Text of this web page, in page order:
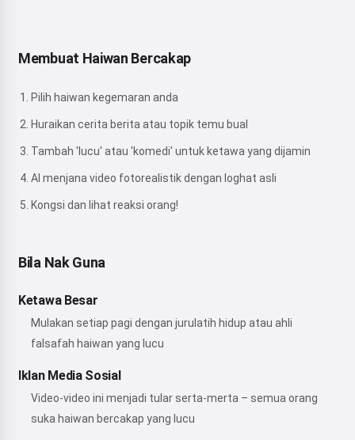
Membuat Haiwan Bercakap
Pilih haiwan kegemaran anda
Huraikan cerita berita atau topik temu bual
Tambah 'lucu' atau 'komedi' untuk ketawa yang dijamin
AI menjana video fotorealistik dengan loghat asli
Kongsi dan lihat reaksi orang!
Bila Nak Guna
Ketawa Besar
Mulakan setiap pagi dengan jurulatih hidup atau ahli
falsafah haiwan yang lucu
Iklan Media Sosial
Video-video ini menjadi tular serta-merta – semua orang
suka haiwan bercakap yang lucu